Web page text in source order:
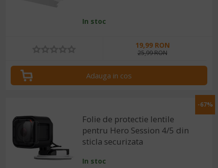
In stoc
19,99 RON
25,99 RON
Adauga in cos
-67%
Folie de protectie lentile
pentru Hero Session 4/5 din
sticla securizata
In stoc